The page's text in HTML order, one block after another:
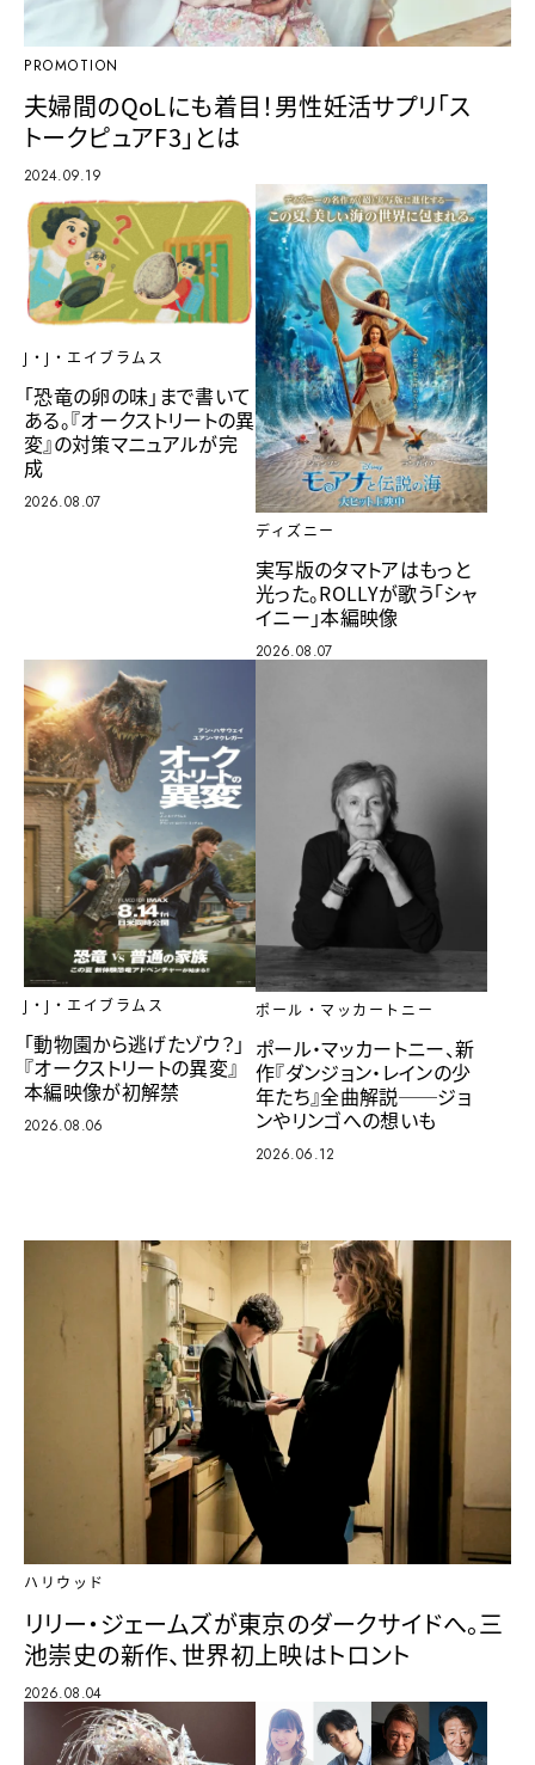
PROMOTION
夫婦間のQoLにも着目！男性妊活サプリ「ス
トークピュアF3」とは
2024.09.19
J・J・エイブラムス
「恐竜の卵の味」まで書いて
ある。『オークストリートの異
変』の対策マニュアルが完
成
2026.08.07
ディズニー
実写版のタマトアはもっと
光った。ROLLYが歌う「シャ
イニー」本編映像
2026.08.07
J・J・エイブラムス
「動物園から逃げたゾウ？」
『オークストリートの異変』
本編映像が初解禁
2026.08.06
ポール・マッカートニー
ポール・マッカートニー、新
作『ダンジョン・レインの少
年たち』全曲解説──ジョ
ンやリンゴへの想いも
2026.06.12
ハリウッド
リリー・ジェームズが東京のダークサイドへ。三
池崇史の新作、世界初上映はトロント
2026.08.04